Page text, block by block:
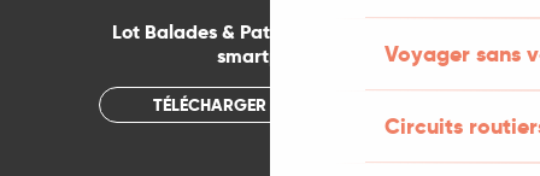
Voyager sans
Circuits
Lot Balades & Patrimoines sur votre
smartphone
TÉLÉCHARGER L'APPLICATION